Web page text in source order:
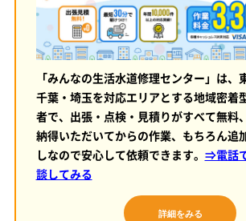
「みんなの生活水道修理センター」は、
千葉・埼玉を対応エリアとする地域密着
者で、出張・点検・見積りがすべて無料
納得いただいてからの作業、もちろん追
しなので安心して依頼できます。 ⇒電話
談してみる
詳細をみる